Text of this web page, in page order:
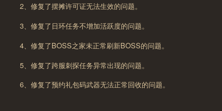
2、修复了摆摊许可证无法生效的问题。
3、修复了日环任务不增加活跃度的问题。
4、修复了BOSS之家未正常刷新BOSS的问题。
5、修复了跨服刺探任务异常出现的问题。
6、修复了预约礼包码武器无法正常回收的问题。
y/
9月27日14点